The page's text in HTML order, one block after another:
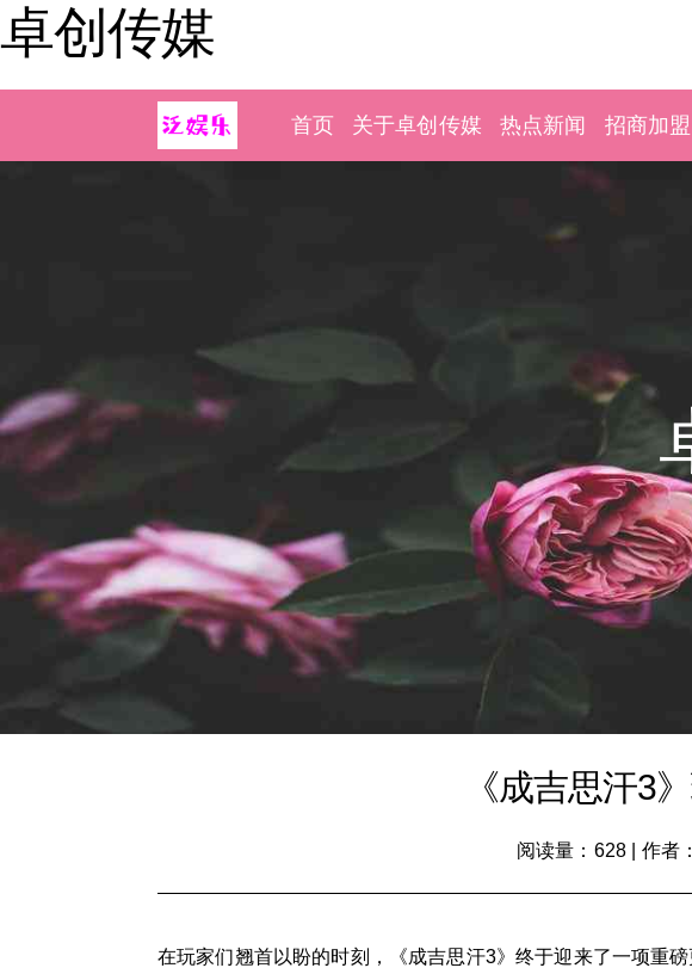
卓创传媒
首页 关于卓创传媒 热点新闻 招商加盟
《成吉思汗3
阅读量：628 作者
在玩家们翘首以盼的时刻，《成吉思汗3》终于迎来了一项重